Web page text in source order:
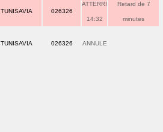
TUNISAVIA 026326
ATTERRI
14:32
Retard de 7
minutes
TUNISAVIA 026326 ANNULE